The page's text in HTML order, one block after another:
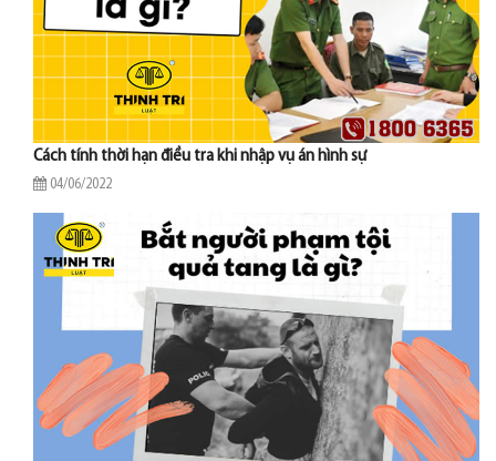
Cách tính thời hạn điều tra khi nhập vụ án hình sự
04/06/2022